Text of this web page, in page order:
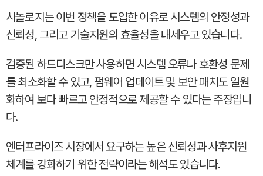
시놀로지는 이번 정책을 도입한 이유로 시스템의 안정성과
신뢰성, 그리고 기술지원의 효율성을 내세우고 있습니다.
검증된 하드디스크만 사용하면 시스템 오류나 호환성 문제
를 최소화할 수 있고, 펌웨어 업데이트 및 보안 패치도 일원
화하여 보다 빠르고 안정적으로 제공할 수 있다는 주장입니
다.
엔터프라이즈 시장에서 요구하는 높은 신뢰성과 사후지원
체계를 강화하기 위한 전략이라는 해석도 있습니다.